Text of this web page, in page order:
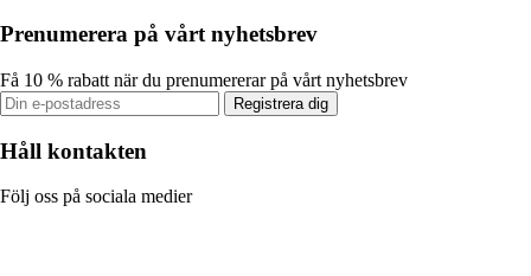
Prenumerera på vårt nyhetsbrev
Få 10 % rabatt när du prenumererar på vårt nyhetsbrev
Registrera dig
Håll kontakten
Följ oss på sociala medier